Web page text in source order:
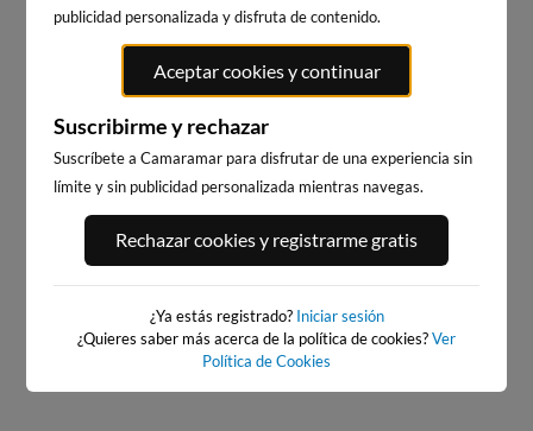
WEBCAMS CERCANAS
264km · Baiona
0.1 m CHOPI
BAIONA_SANTA_MARTA
264km · Baiona
publicidad personalizada y disfruta de contenido.
Aceptar cookies y continuar
Suscribirme y rechazar
Suscríbete a Camaramar para disfrutar de una experiencia sin
límite y sin publicidad personalizada mientras navegas.
Rechazar cookies y registrarme gratis
¿Ya estás registrado? Iniciar sesión
¿Quieres saber más acerca de la política de cookies?Ver
Política de Cookies